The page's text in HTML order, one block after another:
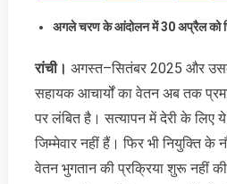
अगले चरण के आंदोलन में 30 अप्रैल को
रांची। अगस्त–सितंबर 2025 और
सहायक आचार्यों का वेतन अब तक
पर लंबित है। सत्यापन में देरी के लिए
जिम्मेवार नहीं हैं। फिर भी नियुक्ति के
वेतन भुगतान की प्रक्रिया शुरू नहीं